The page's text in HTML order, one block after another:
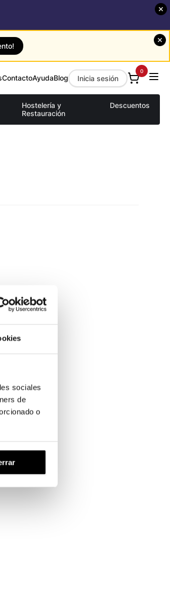
sociales
de
o
ContactoAyudaBlog Inicia sesión
0
Hostelería y
Restauración
Descuentos